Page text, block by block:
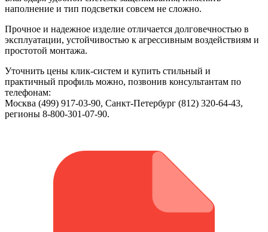
наполнение и тип подсветки совсем не сложно.
Прочное и надежное изделие отличается долговечностью в
эксплуатации, устойчивостью к агрессивным воздействиям и
простотой монтажа.
Уточнить цены клик-систем и купить стильный и
практичный профиль можно, позвонив консультантам по
телефонам:
Москва (499) 917-03-90, Санкт-Петербург (812) 320-64-43,
регионы 8-800-301-07-90.